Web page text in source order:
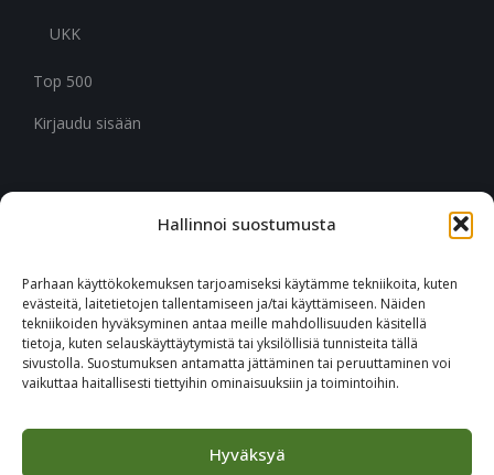
Hallinnoi suostumusta
Parhaan käyttökokemuksen tarjoamiseksi käytämme tekniikoita, kuten
evästeitä, laitetietojen tallentamiseen ja/tai käyttämiseen. Näiden
tekniikoiden hyväksyminen antaa meille mahdollisuuden käsitellä
tietoja, kuten selauskäyttäytymistä tai yksilöllisiä tunnisteita tällä
sivustolla. Suostumuksen antamatta jättäminen tai peruuttaminen voi
vaikuttaa haitallisesti tiettyihin ominaisuuksiin ja toimintoihin.
Hyväksyä
UKK
Top 500
Kirjaudu sisään
CITYMARK SUOMI
02330 Espoo
+46 651 760 400
Tilaa Citymark-uutiskirje